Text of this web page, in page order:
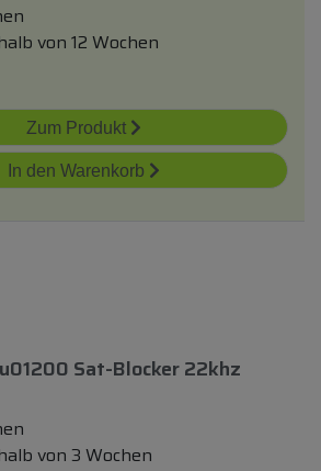
von 12 Wochen
Zum Produkt
In den Warenkorb
Sat-Blocker 22khz
von 3 Wochen